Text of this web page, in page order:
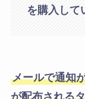
を購入して
メールで通知
が配布される